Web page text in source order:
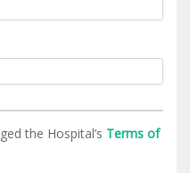
the Hospital’s Terms of